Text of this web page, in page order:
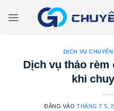
qua
DỊCH VỤ
Dịch vụ tháo rèm
khi
ĐĂNG VÀOTHÁNG 7 5,